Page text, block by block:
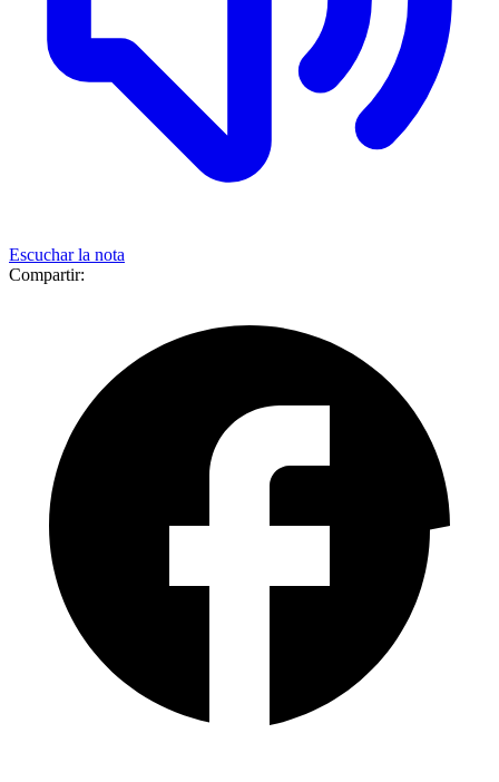
Escuchar la nota
Compartir: